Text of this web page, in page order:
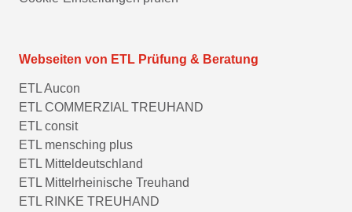
Webseiten von ETL Prüfung & Beratung
ETL Aucon
ETL COMMERZIAL TREUHAND
ETL consit
ETL mensching plus
ETL Mitteldeutschland
ETL Mittelrheinische Treuhand
ETL RINKE TREUHAND